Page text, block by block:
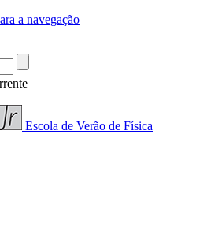
a navegação
Escola de Verão de Física